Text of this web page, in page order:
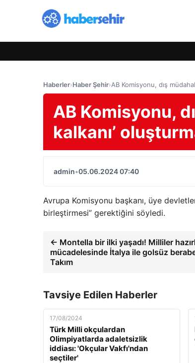
Haberler›Haber Şehir›AB Komisyonu, dış
AB Komisyonu,
kalkanı’
admin•05.06.2024 07:40
Avrupa Komisyonu başkanı, üye
birleştirmesi” gerektiğini söyledi.
← Montella bir ilki yaşadı! Milliler
mücadelesinde İtalya ile golsüz
Takım
Tavsiye Edilen Haberler
17/08/2024
Türk Milli okçulardan
Olimpiyatlarda adaletsizlik
iddiası: 'Okçular Vakfı'ndan
seçtiler'